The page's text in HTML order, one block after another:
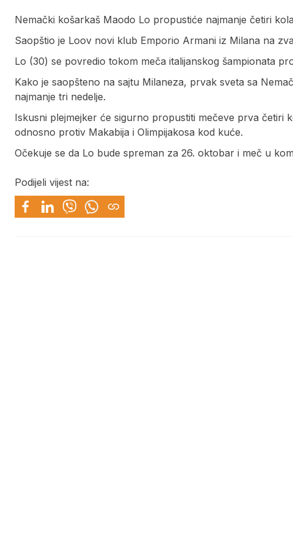
Nemački košarkaš Maodo Lo propustiće najmanje četiri
Saopštio je Loov novi klub Emporio Armani iz Milana na
Lo (30) se povredio tokom meča italijanskog šampionata
Kako je saopšteno na sajtu Milaneza, prvak sveta sa
najmanje tri nedelje.
Iskusni plejmejker će sigurno propustiti mečeve prva četiri
odnosno protiv Makabija i Olimpijakosa kod kuće.
Očekuje se da Lo bude spreman za 26. oktobar i meč u
Podijeli vijest na: